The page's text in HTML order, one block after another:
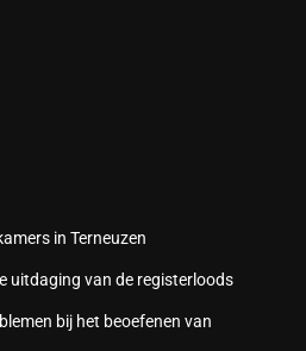
in Terneuzen
uitdaging van de registerloods
bij het beoefenen van